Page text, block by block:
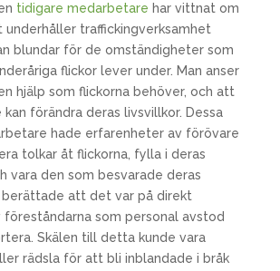
tidigare medarbetare har vittnat om
underhåller traffickingverksamhet
blundar för de omständigheter som
flickor lever under. Man anser
hjälp som flickorna behöver, och att
kan förändra deras livsvillkor. Dessa
hade erfarenheter av förövare
tolkar åt flickorna, fylla i deras
vara den som besvarade deras
berättade att det var på direkt
föreståndarna som personal avstod
Skälen till detta kunde vara
rädsla för att bli inblandade i bråk